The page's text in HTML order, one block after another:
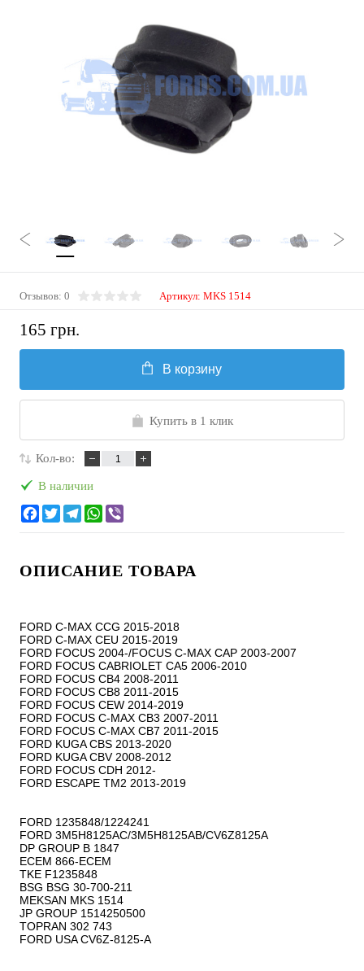
Отзывов: 0 Артикул: MKS 1514
165 грн.
В корзину
Купить в 1 клик
Кол-во:
В наличии
ОПИСАНИЕ ТОВАРА
FORD C-MAX CCG 2015-2018
FORD C-MAX CEU 2015-2019
FORD FOCUS 2004-/FOCUS C-MAX CAP 2003-2007
FORD FOCUS CABRIOLET CA5 2006-2010
FORD FOCUS CB4 2008-2011
FORD FOCUS CB8 2011-2015
FORD FOCUS CEW 2014-2019
FORD FOCUS C-MAX CB3 2007-2011
FORD FOCUS C-MAX CB7 2011-2015
FORD KUGA CBS 2013-2020
FORD KUGA CBV 2008-2012
FORD FOCUS CDH 2012-
FORD ESCAPE TM2 2013-2019
FORD 1235848/1224241
FORD 3M5H8125AC/3M5H8125AB/CV6Z8125A
DP GROUP B 1847
ECEM 866-ECEM
TKE F1235848
BSG BSG 30-700-211
MEKSAN MKS 1514
JP GROUP 1514250500
TOPRAN 302 743
FORD USA CV6Z-8125-A